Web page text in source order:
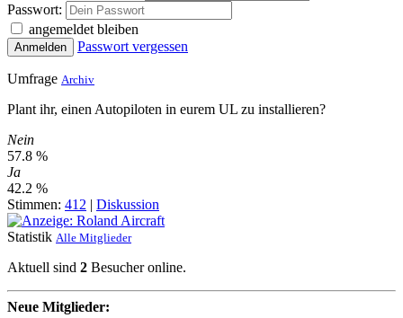
Passwort:
angemeldet bleiben
Anmelden Passwort vergessen
Umfrage Archiv
Plant ihr, einen Autopiloten in eurem UL zu installieren?
Nein
57.8 %
Ja
42.2 %
Stimmen: 412 | Diskussion
Statistik Alle Mitglieder
Aktuell sind 2 Besucher online.
Neue Mitglieder: